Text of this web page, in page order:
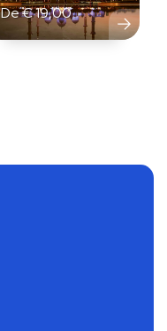
De€19,00